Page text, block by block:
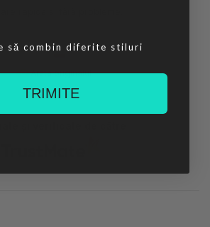
Arată originalul
rapidă și fără probleme.
ieri
să combin diferite stiluri
TRIMITE